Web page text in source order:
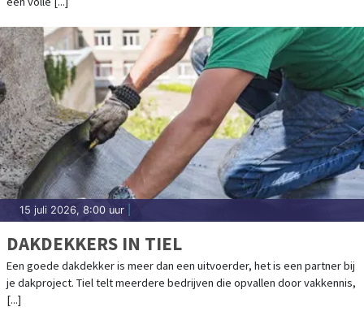
15 juli 2026, 8:00 uur
DAKDEKKERS IN TIEL
Een goede dakdekker is meer dan een uitvoerder, het is een partner bij
je dakproject. Tiel telt meerdere bedrijven die opvallen door vakkennis,
[...]